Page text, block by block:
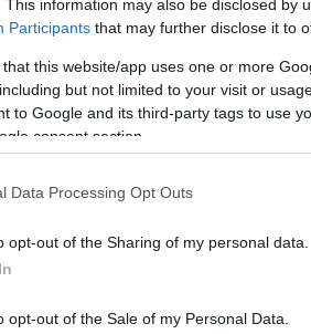
This information may also be disclosed by
Participants that may further disclose it to
that this website/app uses one or more
but not limited to your visit or
to Google and its third-party tags to use
consent section.
Data Processing Opt Outs
opt-out of the Sharing of my personal data.
opt-out of the Sale of my Personal Data.
τους εποπτευόμενους φορείς να
Σε οθόνες τηλεματικής τουΟΑΣΑΑΕ
σε ψυχαγωγία και άθληση.
& Θρησκευμάτων, προώθησε την
αφορά στη χρήση του ποδηλάτου και
πλαίσιο της θεματικής ενότητας της